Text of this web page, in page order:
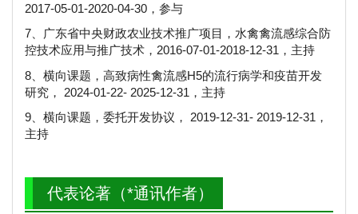
2017-05-01-2020-04-30，参与
7、广东省中央财政农业技术推广项目，水禽禽流感综合防
控技术应用与推广技术，2016-07-01-2018-12-31，主持
8、横向课题，高致病性禽流感H5的流行病学和疫苗开发
研究， 2024-01-22- 2025-12-31，主持
9、横向课题，委托开发协议， 2019-12-31- 2019-12-31，
主持
代表论著（*通讯作者）